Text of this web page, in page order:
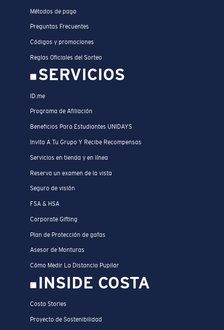
Métodos de pago
Preguntas Frecuentes
Códigos y promociones
Reglas Oficiales del Sorteo
SERVICIOS
ID.me
Programa de Afiliación
Beneficios Para Estudiantes UNIDAYS
Invita A Tu Grupo Y Recibe Recompensas
Servicios en tienda y en línea
Reserva un examen de la vista
Seguro de visión
FSA & HSA
Corporate Gifting
Plan de Protección de gafas
Asesor de Monturas
Cómo Medir La Distancia Pupilar
INSIDE COSTA
Costa Stories
Proyecto de Sostenibilidad